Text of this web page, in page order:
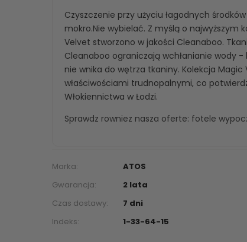
Czyszczenie przy użyciu łagodnych
mokro.Nie wybielać. Z myślą o najwyższym
Velvet stworzono w jakości Cleanaboo.
Cleanaboo ograniczają wchłanianie wody -
nie wnika do wętrza tkaniny. Kolekcja
właściwościami trudnopalnymi, co
Włokiennictwa w Łodzi.
Sprawdz rowniez nasza oferte: fotele
Marka:
ATOS
Gwarancja:
2 lata
Czas dostawy:
7 dni
Indeks:
1-33-64-15